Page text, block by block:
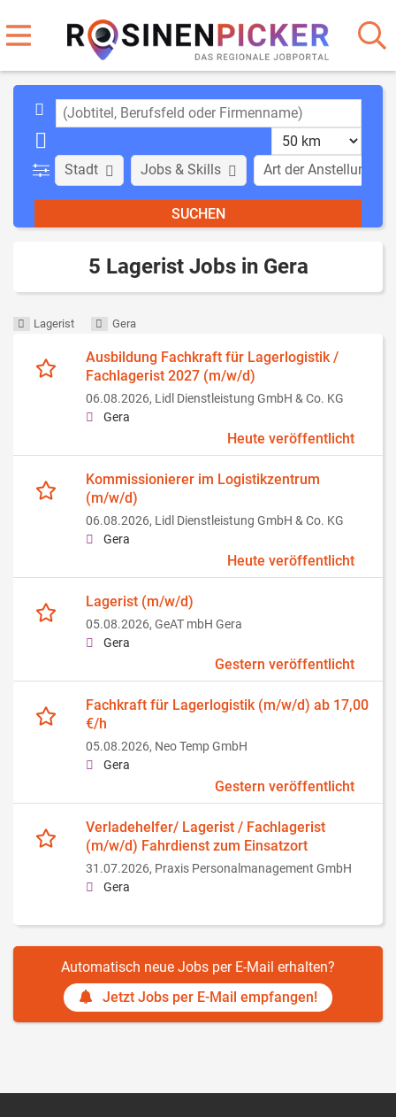
Stadt Art der Anstellung
Jobs & Skills
5 Lagerist Jobs in Gera
Lagerist Gera
Ausbildung Fachkraft für Lagerlogistik /
Fachlagerist 2027 (m/w/d)
06.08.2026, Lidl Dienstleistung GmbH & Co. KG
Gera
Heute veröffentlicht
Kommissionierer im Logistikzentrum
(m/w/d)
06.08.2026, Lidl Dienstleistung GmbH & Co. KG
Gera
Heute veröffentlicht
Lagerist (m/w/d)
05.08.2026, GeAT mbH Gera
Gera
Gestern veröffentlicht
Fachkraft für Lagerlogistik (m/w/d) ab 17,00
€/h
05.08.2026, Neo Temp GmbH
Gera
Gestern veröffentlicht
Verladehelfer/ Lagerist / Fachlagerist
(m/w/d) Fahrdienst zum Einsatzort
31.07.2026, Praxis Personalmanagement GmbH
Gera
Automatisch neue Jobs per E-Mail erhalten?
Jetzt Jobs per E-Mail empfangen!